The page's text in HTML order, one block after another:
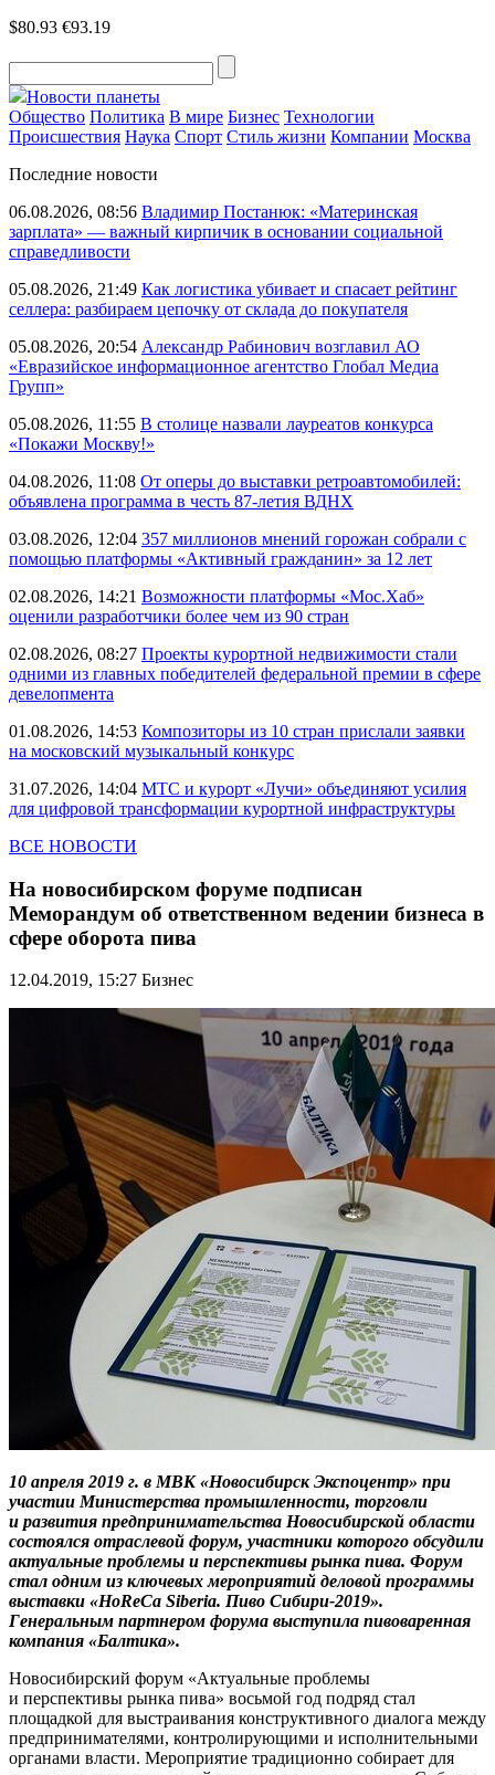
$80.93 €93.19
Новости планеты
Общество Политика В мире Бизнес Технологии
Происшествия Наука Спорт Стиль жизни Компании Москва
Последние новости
06.08.2026, 08:56 Владимир Постанюк: «Материнская
зарплата» — важный кирпичик в основании социальной
справедливости
05.08.2026, 21:49 Как логистика убивает и спасает рейтинг
селлера: разбираем цепочку от склада до покупателя
05.08.2026, 20:54 Александр Рабинович возглавил АО
«Евразийское информационное агентство Глобал Медиа
Групп»
05.08.2026, 11:55 В столице назвали лауреатов конкурса
«Покажи Москву!»
04.08.2026, 11:08 От оперы до выставки ретроавтомобилей:
объявлена программа в честь 87-летия ВДНХ
03.08.2026, 12:04 357 миллионов мнений горожан собрали с
помощью платформы «Активный гражданин» за 12 лет
02.08.2026, 14:21 Возможности платформы «Мос.Хаб»
оценили разработчики более чем из 90 стран
02.08.2026, 08:27 Проекты курортной недвижимости стали
одними из главных победителей федеральной премии в сфере
девелопмента
01.08.2026, 14:53 Композиторы из 10 стран прислали заявки
на московский музыкальный конкурс
31.07.2026, 14:04 МТС и курорт «Лучи» объединяют усилия
для цифровой трансформации курортной инфраструктуры
ВСЕ НОВОСТИ
На новосибирском форуме подписан
Меморандум об ответственном ведении бизнеса в
сфере оборота пива
12.04.2019, 15:27 Бизнес
10 апреля 2019 г. в МВК «Новосибирск Экспоцентр» при
участии Министерства промышленности, торговли
и развития предпринимательства Новосибирской области
состоялся отраслевой форум, участники которого обсудили
актуальные проблемы и перспективы рынка пива. Форум
стал одним из ключевых мероприятий деловой программы
выставки «HoReCa Siberia. Пиво Сибири-2019».
Генеральным партнером форума выступила пивоваренная
компания «Балтика».
Новосибирский форум «Актуальные проблемы
и перспективы рынка пива» восьмой год подряд стал
площадкой для выстраивания конструктивного диалога между
предпринимателями, контролирующими и исполнительными
органами власти. Мероприятие традиционно собирает для